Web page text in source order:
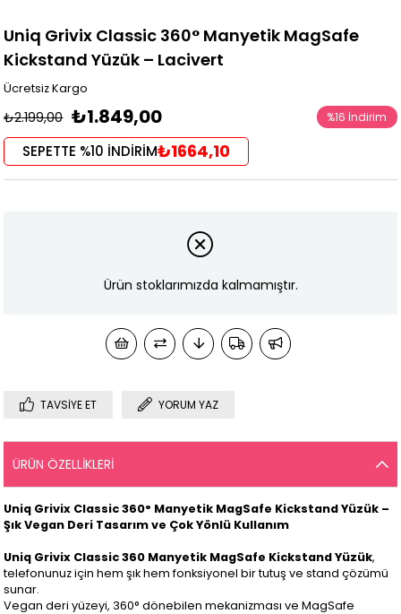
Uniq Grivix Classic 360° Manyetik MagSafe
Kickstand Yüzük – Lacivert
Ücretsiz Kargo
₺2.199,00 ₺1.849,00 %16 İndirim
SEPETTE %10 İNDİRİM₺1664,10
Ürün stoklarımızda kalmamıştır.
TAVSIYE ET YORUM YAZ
ÜRÜN ÖZELLIKLERI
Uniq Grivix Classic 360° Manyetik MagSafe Kickstand Yüzük –
Şık Vegan Deri Tasarım ve Çok Yönlü Kullanım
Uniq Grivix Classic 360 Manyetik MagSafe Kickstand Yüzük,
telefonunuz için hem şık hem fonksiyonel bir tutuş ve stand çözümü
sunar.
Vegan deri yüzeyi, 360° dönebilen mekanizması ve MagSafe